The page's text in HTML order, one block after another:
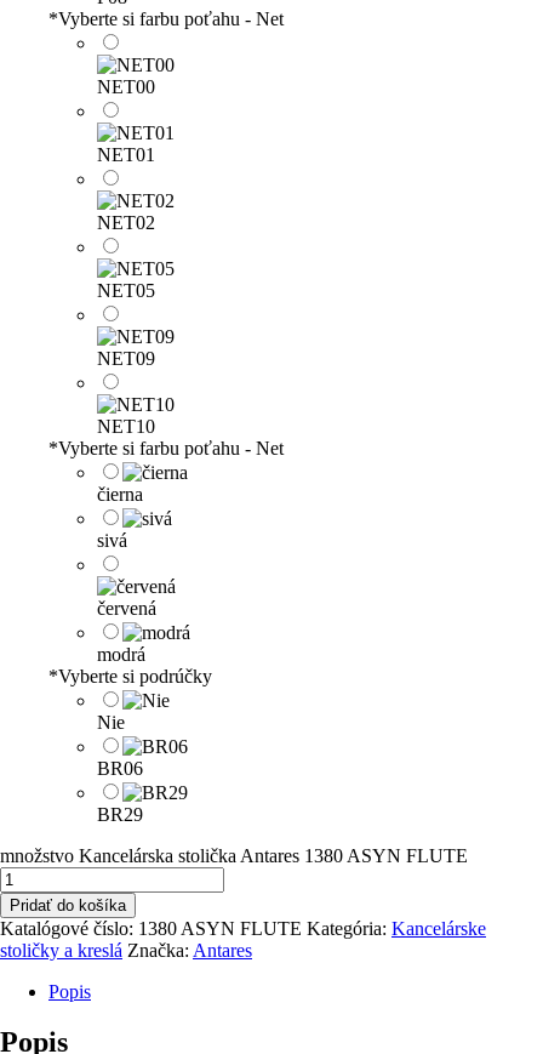
*Vyberte si farbu poťahu - Net
NET00
NET01
NET02
NET05
NET09
NET10
*Vyberte si farbu poťahu - Net
čierna
sivá
červená
modrá
*Vyberte si podrúčky
Nie
BR06
BR29
množstvo Kancelárska stolička Antares 1380 ASYN FLUTE
Pridať do košíka
Katalógové číslo: 1380 ASYN FLUTE Kategória: Kancelárske
stoličky a kreslá Značka: Antares
Popis
Popis